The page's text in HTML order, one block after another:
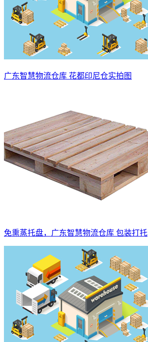
广东智慧物流仓库 花都印尼仓实拍图
免熏蒸托盘，广东智慧物流仓库 包装打托